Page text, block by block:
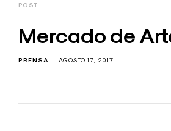
POST
Mercado de
PRENSA AGOSTO 17, 2017